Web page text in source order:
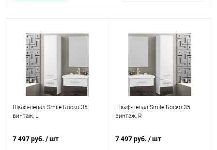
Шкаф-пенал Smile Боско 35
винтаж, L
7 497 руб. / шт
Шкаф-пенал Smile Боско 35
винтаж, R
7 497 руб. / шт